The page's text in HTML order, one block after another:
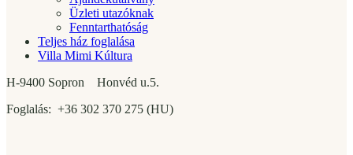
Üzleti utazóknak
Fenntarthatóság
Teljes ház foglalása
Villa Mimi Kúltura
H-9400 Sopron Honvéd u.5.
Foglalás: +36 302 370 275 (HU)